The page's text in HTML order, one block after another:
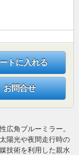
トに入れる
お問合せ
広角ブルーミラー。
陽光や夜間走行時の
技術を利用した親水